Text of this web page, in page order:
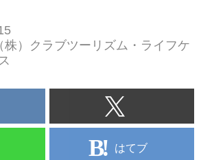
株）クラブツーリズム・ライフケ
はてブ